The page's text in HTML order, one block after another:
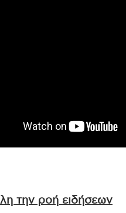
την ροή ειδήσεων